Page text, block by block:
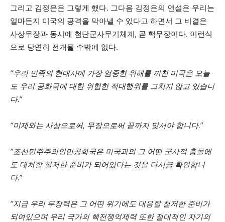
그리고 김정은은 그렇게 했다. 그다음 김정은의 연설은 우리는
얼마든지 미국의 공격을 막아낼 수 있다고 하면서 그 비결은
사상무장과 동시에 첨단군사무기체계, 곧 핵무장이다. 이런식
으로 당연히 전개될 수밖에 없다.
“우리 민족의 현대사에 가장 엄중한 위해를 끼친 미국은 오늘
도 우리 공화국에 대한 위험한 적대행위를 그치지 않고 있습니
다.”
“미제와는 사상으로써, 무장으로써 끝까지 맞서야 합니다.”
“조선민주주의인민공화국은 미국과의 그 어떤 군사적 충돌에
도 대처할 철저한 준비가 되어있다는 것을 다시금 확언합니
다.”
“지금 우리 무장력은 그 어떤 위기에도 대응할 철저한 준비가
되여있으며 우리 국가의 핵전쟁억제력 또한 절대적인 자기의